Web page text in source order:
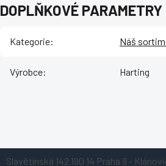
DOPLŇKOVÉ PARAMETRY
Kategorie: Náš
Výrobce: Harting
Slavětínská 142 190 14 Praha 9 -